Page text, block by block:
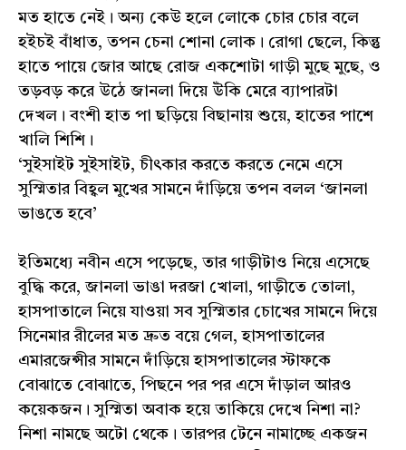
মত হাতে নেই। অন্য কেউ হলে লোকে চোর চোর বলে
হইচই বাঁধাত, তপন চেনা শোনা লোক। রোগা ছেলে, কিন্তু
হাতে পায়ে জোর আছে রোজ একশোটা গাড়ী মুছে মুছে, ও
তড়বড় করে উঠে জানলা দিয়ে উঁকি মেরে ব্যাপারটা
দেখল। বংশী হাত পা ছড়িয়ে বিছানায় শুয়ে, হাতের পাশে
খালি শিশি।
‘সুইসাইট সুইসাইট, চীৎকার করতে করতে নেমে এসে
সুস্মিতার বিহ্বল মুখের সামনে দাঁড়িয়ে তপন বলল ‘জানলা
ভাঙতে হবে’
ইতিমধ্যে নবীন এসে পড়েছে, তার গাড়ীটাও নিয়ে এসেছে
বুদ্ধি করে, জানলা ভাঙা দরজা খোলা, গাড়ীতে তোলা,
হাসপাতালে নিয়ে যাওয়া সব সুস্মিতার চোখের সামনে দিয়ে
সিনেমার রীলের মত দ্রুত বয়ে গেল, হাসপাতালের
এমারজেন্সীর সামনে দাঁড়িয়ে হাসপাতালের স্টাফকে
বোঝাতে বোঝাতে, পিছনে পর পর এসে দাঁড়াল আরও
কয়েকজন। সুস্মিতা অবাক হয়ে তাকিয়ে দেখে নিশা না?
নিশা নামছে অটো থেকে। তারপর টেনে নামাচ্ছে একজন